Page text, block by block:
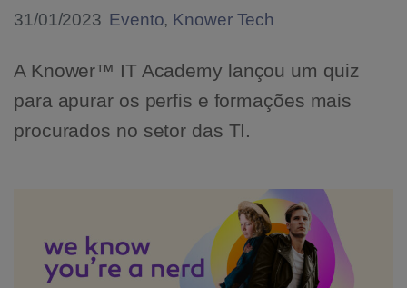
31/01/2023 Evento, Knower Tech
A Knower™ IT Academy lançou um quiz
para apurar os perfis e formações mais
procurados no setor das TI.